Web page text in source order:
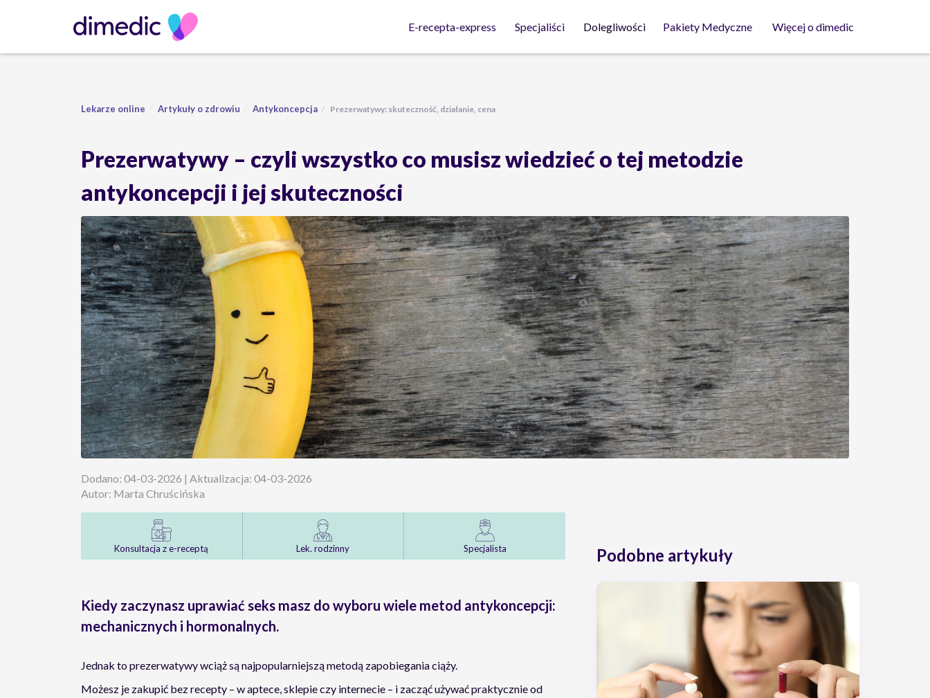
E-recepta-express Specjaliści Dolegliwości Pakiety Medyczne Więcej o dimedic
Lekarze online Artykuły o zdrowiu Antykoncepcja Prezerwatywy: skuteczność, działanie, cena
Prezerwatywy – czyli wszystko co musisz wiedzieć o tej metodzie
antykoncepcji i jej skuteczności
Dodano: 04-03-2026 | Aktualizacja: 04-03-2026
Autor: Marta Chruścińska
Konsultacja z e-receptą Lek. rodzinny Specjalista
Kiedy zaczynasz uprawiać seks masz do wyboru wiele metod antykoncepcji:
mechanicznych i hormonalnych.
Jednak to prezerwatywy wciąż są najpopularniejszą metodą zapobiegania ciąży.
Możesz je zakupić bez recepty – w aptece, sklepie czy internecie – i zacząć używać praktycznie od
Podobne artykuły